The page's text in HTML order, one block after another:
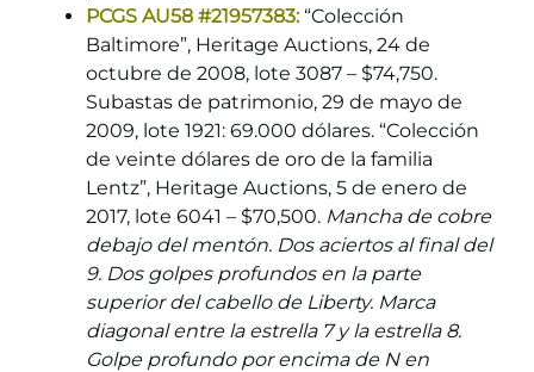
PCGS AU58 #21957383:“Colección
Baltimore”, Heritage Auctions, 24 de
octubre de 2008, lote 3087 – $74,750.
Subastas de patrimonio, 29 de mayo de
2009, lote 1921: 69.000 dólares. “Colección
de veinte dólares de oro de la familia
Lentz”, Heritage Auctions, 5 de enero de
2017, lote 6041 – $70,500. Mancha de cobre
debajo del mentón. Dos aciertos al final del
9. Dos golpes profundos en la parte
superior del cabello de Liberty. Marca
diagonal entre la estrella 7 y la estrella 8.
Golpe profundo por encima de N en